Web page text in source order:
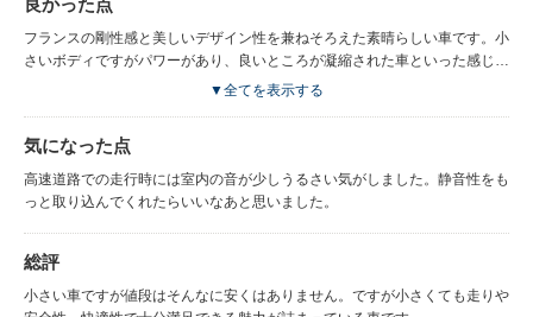
フランスの剛性感と美しいデザイン性を兼ねそろえた素晴らしい車です。小
さいボディですがパワーがあり、良いところが凝縮された車といった感じが
します。エンジンはトルクが太く、街乗りでも快適に乗りこなせます。おし
▼全てを表示する
気になった点
高速道路での走行時には室内の音が少しうるさい気がしました。静音性をも
っと取り込んでくれたらいいなあと思いました。
総評
小さい車ですが値段はそんなに安くはありません。ですが小さくても走りや